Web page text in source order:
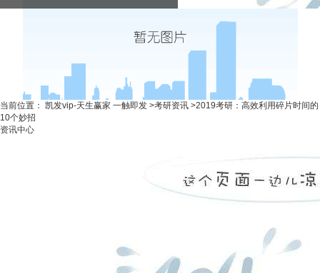
凯发vip-天生赢家 一触即发 考研资讯
当前位置： 凯发vip-天生赢家 一触即发 >考研资讯 >2019考研：高效利用碎片时间的
10个妙招
资讯中心